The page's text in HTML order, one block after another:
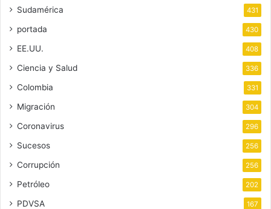
Sudamérica 431
portada 430
EE.UU. 408
Ciencia y Salud 336
Colombia 331
Migración 304
Coronavirus 296
Sucesos 256
Corrupción 256
Petróleo 202
PDVSA 167